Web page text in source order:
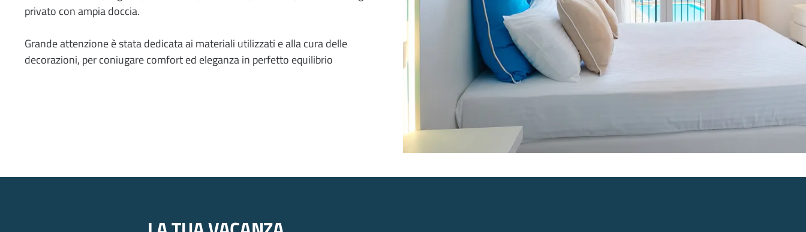
privato con ampia doccia.
Grande attenzione è stata dedicata ai materiali utilizzati e alla cura delle
decorazioni, per coniugare comfort ed eleganza in perfetto equilibrio